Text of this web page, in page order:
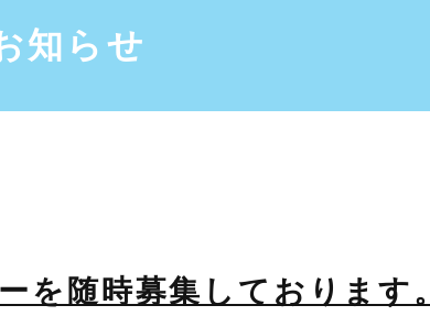
知らせ
を随時募集しております。